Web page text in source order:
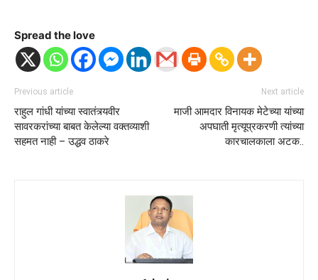
Spread the love
Previous article
राहुल गांधी यांच्या स्वातंत्र्यवीर
सावरकरांच्या बाबत केलेल्या वक्तव्याशी
सहमत नाही – उद्धव ठाकरे
Next article
माजी आमदार विनायक मेटेच्या यांच्या
अपघाती मृत्यूप्रकरणी त्यांच्या
कारचालकाला अटक..